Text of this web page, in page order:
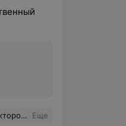
этого врача. Еще